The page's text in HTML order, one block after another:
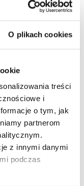
O plikach cookies
treści
i
o tym, jak
partnerom
z innymi danymi
podczas
i